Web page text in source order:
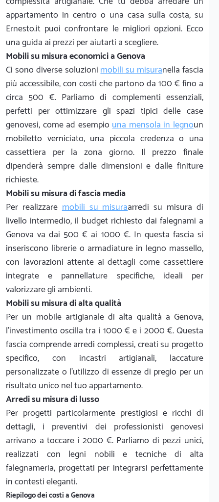
appartamento in centro o una casa sulla costa, su
Ernesto.it puoi confrontare le migliori opzioni. Ecco
una guida ai prezzi per aiutarti a scegliere.
Mobili su misura economici a Genova
Ci sono diverse soluzionimobili su misuranella fascia
più accessibile, con costi che partono da 100 € fino a
circa 500 €. Parliamo di complementi essenziali,
perfetti per ottimizzare gli spazi tipici delle case
genovesi, come ad esempiouna mensola in legnoun
mobiletto verniciato, una piccola credenza o una
cassettiera per la zona giorno. Il prezzo finale
dipenderà sempre dalle dimensioni e dalle finiture
richieste.
Mobili su misura di fascia media
Per realizzaremobili su misuraarredi su misura di
livello intermedio, il budget richiesto dai falegnami a
Genova va dai 500 € ai 1000 €. In questa fascia si
inseriscono librerie o armadiature in legno massello,
con lavorazioni attente ai dettagli come cassettiere
integrate e pannellature specifiche, ideali per
valorizzare gli ambienti.
Mobili su misura di alta qualità
Per un mobile artigianale di alta qualità a Genova,
l'investimento oscilla tra i 1000 € e i 2000 €. Questa
fascia comprende arredi complessi, creati su progetto
specifico, con incastri artigianali, laccature
personalizzate o l'utilizzo di essenze di pregio per un
risultato unico nel tuo appartamento.
Arredi su misura di lusso
Per progetti particolarmente prestigiosi e ricchi di
dettagli, i preventivi dei professionisti genovesi
arrivano a toccare i 2000 €. Parliamo di pezzi unici,
realizzati con legni nobili e tecniche di alta
falegnameria, progettati per integrarsi perfettamente
in contesti eleganti.
Riepilogo dei costi a Genova